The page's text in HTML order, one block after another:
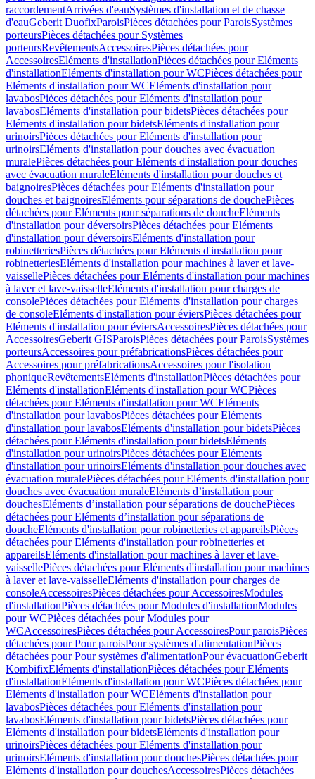
raccordementArrivées d'eauSystèmes d'installation et de chasse
d'eauGeberit DuofixParoisPièces détachées pour ParoisSystèmes
porteursPièces détachées pour Systèmes
porteursRevêtementsAccessoiresPièces détachées pour
AccessoiresEléments d'installationPièces détachées pour Eléments
d'installationEléments d'installation pour WCPièces détachées pour
Eléments d'installation pour WCEléments d'installation pour
lavabosPièces détachées pour Eléments d'installation pour
lavabosEléments d'installation pour bidetsPièces détachées pour
Eléments d'installation pour bidetsEléments d'installation pour
urinoirsPièces détachées pour Eléments d'installation pour
urinoirsEléments d'installation pour douches avec évacuation
muralePièces détachées pour Eléments d'installation pour douches
avec évacuation muraleEléments d'installation pour douches et
baignoiresPièces détachées pour Eléments d'installation pour
douches et baignoiresEléments pour séparations de douchePièces
détachées pour Eléments pour séparations de doucheEléments
d'installation pour déversoirsPièces détachées pour Eléments
d'installation pour déversoirsEléments d'installation pour
robinetteriesPièces détachées pour Eléments d'installation pour
robinetteriesEléments d'installation pour machines à laver et lave-
vaissellePièces détachées pour Eléments d'installation pour machines
à laver et lave-vaisselleEléments d'installation pour charges de
consolePièces détachées pour Eléments d'installation pour charges
de consoleEléments d'installation pour éviersPièces détachées pour
Eléments d'installation pour éviersAccessoiresPièces détachées pour
AccessoiresGeberit GISParoisPièces détachées pour ParoisSystèmes
porteursAccessoires pour préfabricationsPièces détachées pour
Accessoires pour préfabricationsAccessoires pour l'isolation
phoniqueRevêtementsEléments d'installationPièces détachées pour
Eléments d'installationEléments d'installation pour WCPièces
détachées pour Eléments d'installation pour WCEléments
d'installation pour lavabosPièces détachées pour Eléments
d'installation pour lavabosEléments d'installation pour bidetsPièces
détachées pour Eléments d'installation pour bidetsEléments
d'installation pour urinoirsPièces détachées pour Eléments
d'installation pour urinoirsEléments d'installation pour douches avec
évacuation muralePièces détachées pour Eléments d'installation pour
douches avec évacuation muraleEléments d’installation pour
douchesEléments d’installation pour séparations de douchePièces
détachées pour Eléments d’installation pour séparations de
doucheEléments d'installation pour robinetteries et appareilsPièces
détachées pour Eléments d'installation pour robinetteries et
appareilsEléments d'installation pour machines à laver et lave-
vaissellePièces détachées pour Eléments d'installation pour machines
à laver et lave-vaisselleEléments d'installation pour charges de
consoleAccessoiresPièces détachées pour AccessoiresModules
d'installationPièces détachées pour Modules d'installationModules
pour WCPièces détachées pour Modules pour
WCAccessoiresPièces détachées pour AccessoiresPour paroisPièces
détachées pour Pour paroisPour systèmes d'alimentationPièces
détachées pour Pour systèmes d'alimentationPour évacuationGeberit
KombifixEléments d'installationPièces détachées pour Eléments
d'installationEléments d'installation pour WCPièces détachées pour
Eléments d'installation pour WCEléments d'installation pour
lavabosPièces détachées pour Eléments d'installation pour
lavabosEléments d'installation pour bidetsPièces détachées pour
Eléments d'installation pour bidetsEléments d'installation pour
urinoirsPièces détachées pour Eléments d'installation pour
urinoirsEléments d'installation pour douchesPièces détachées pour
Eléments d'installation pour douchesAccessoiresPièces détachées